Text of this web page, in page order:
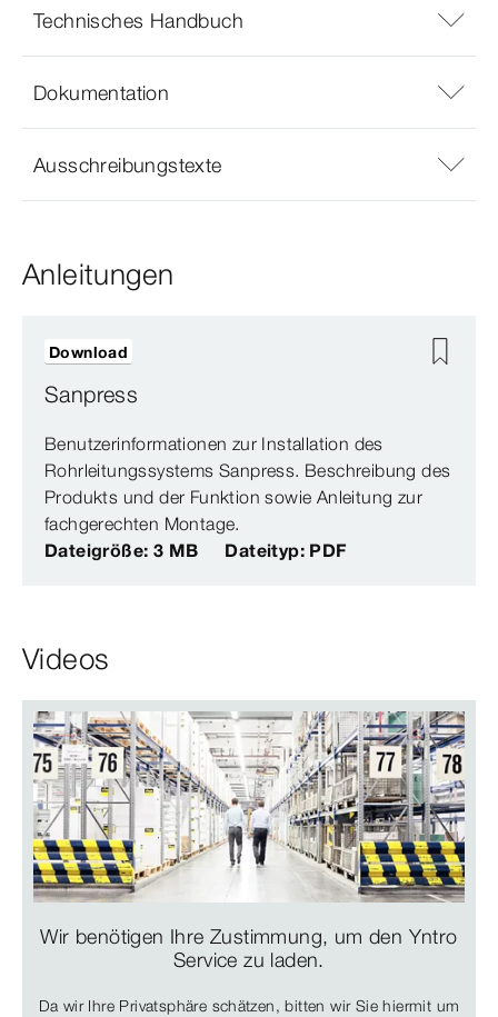
Technisches Handbuch
Dokumentation
Ausschreibungstexte
Anleitungen
Sanpress
Benutzerinformationen zur Installation des
Rohrleitungssystems Sanpress. Beschreibung des
Produkts und der Funktion sowie Anleitung zur
fachgerechten Montage.
Dateigröße: 3 MB
Dateityp: PDF
Download
Videos
Wir benötigen Ihre Zustimmung, um den Yntro
Service zu laden.
Da wir Ihre Privatsphäre schätzen, bitten wir Sie hiermit um